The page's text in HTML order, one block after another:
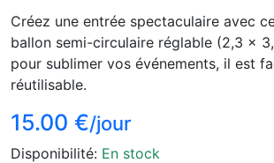
Créez une entrée spectaculaire avec
ballon semi-circulaire réglable (2,3 x
pour sublimer vos événements, il est
réutilisable.
15.00 €/jour
Disponibilité: En stock